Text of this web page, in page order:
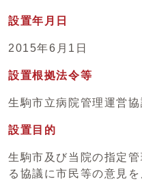
設置年月日
2015年6月1日
設置根拠法令等
生駒市立病院管理運営協
設置目的
生駒市及び当院の指定
る協議に市民等の意見